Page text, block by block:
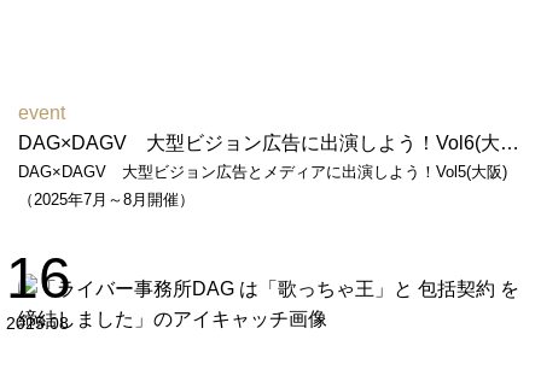
event
DAG×DAGV 大型ビジョン広告に出演しよう！Vol6(大阪)（2026年6月～7月開催）
DAG×DAGV 大型ビジョン広告とメディアに出演しよう！Vol5(大阪)
（2025年7月～8月開催）
16
2025.08